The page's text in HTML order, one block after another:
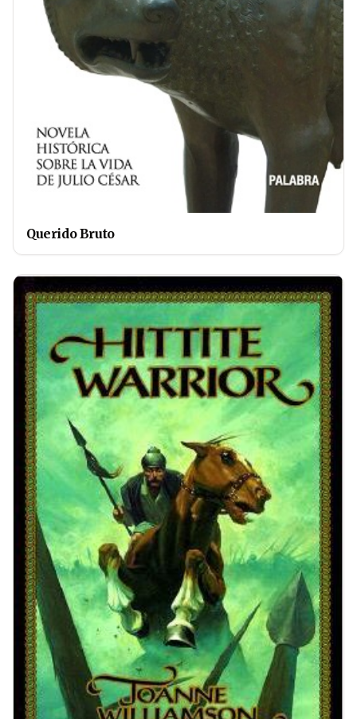
Querido Bruto